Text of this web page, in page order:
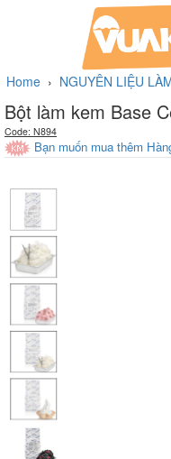
Home › NGUYÊN LIỆU
Bột làm kem Base
Code: N894
Bạn muốn mua thêm